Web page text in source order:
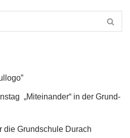
„Miteinander“ in der Grund-
die Grundschule Durach